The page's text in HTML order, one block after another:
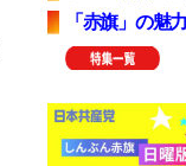
「赤旗」の魅力